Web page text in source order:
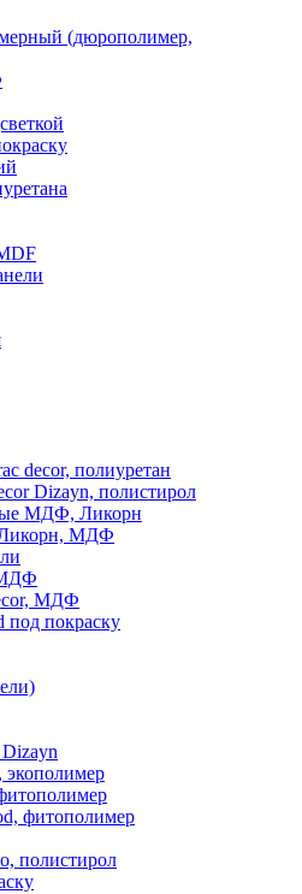
(дюрополимер,
decor, полиуретан
Dizayn, полистирол
МДФ, Ликорн
Ликорн, МДФ
МДФ
МДФ
под покраску
экополимер
фитополимер
полистирол